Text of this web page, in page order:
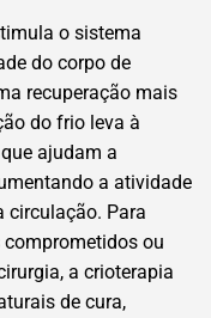
o sistema
do corpo de
recuperação mais
do frio leva à
ajudam a
a atividade
circulação. Para
ou
a crioterapia
de cura,